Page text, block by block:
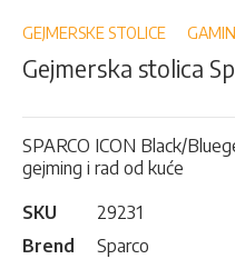
of
images
beginning
the
gallery
GEJMERSKE STOLICE
Gejmerska stolica
SPARCO ICON Black/
gejming i rad od kuće
SKU
29231
Brend
Sparco